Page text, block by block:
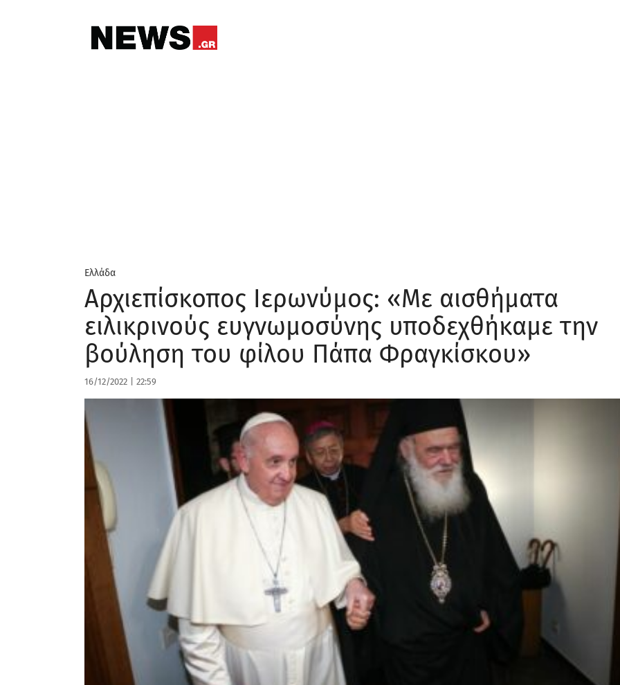
Ελλάδα
Αρχιεπίσκοπος Ιερωνύμος: «Με αισθήματα
ειλικρινούς ευγνωμοσύνης υποδεχθήκαμε την
βούληση του φίλου Πάπα Φραγκίσκου»
16/12/2022 22:59